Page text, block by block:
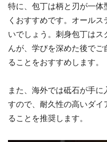
特に、包丁は柄と刃が一体
くおすすめです。オール
いでしょう。刺身包丁は
んが、学びを深めた後で
ることをおすすめします。
また、海外では砥石が手に
すので、耐久性の高いダイ
ることを推奨します。